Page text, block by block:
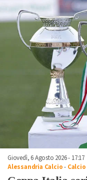
Giovedì, 6 Agosto 2026 - 17:17
Alessandria Calcio- Calcio